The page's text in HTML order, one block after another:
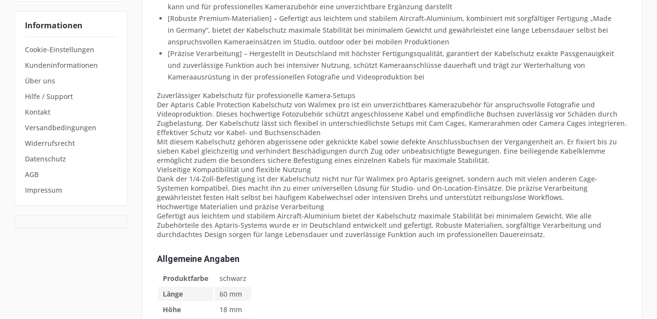
Informationen
Cookie-Einstellungen
Kundeninformationen
Über uns
Hilfe / Support
Kontakt
Versandbedingungen
Widerrufsrecht
Datenschutz
AGB
Impressum
kann und für professionelles Kamerazubehör eine unverzichtbare Ergänzung darstellt
[Robuste Premium-Materialien] – Gefertigt aus leichtem und stabilem Aircraft-Aluminium, kombiniert mit sorgfältiger Fertigung „Made
in Germany“, bietet der Kabelschutz maximale Stabilität bei minimalem Gewicht und gewährleistet eine lange Lebensdauer selbst bei
anspruchsvollen Kameraeinsätzen im Studio, outdoor oder bei mobilen Produktionen
[Präzise Verarbeitung] – Hergestellt in Deutschland mit höchster Fertigungsqualität, garantiert der Kabelschutz exakte Passgenauigkeit
und zuverlässige Funktion auch bei intensiver Nutzung, schützt Kameraanschlüsse dauerhaft und trägt zur Werterhaltung von
Kameraausrüstung in der professionellen Fotografie und Videoproduktion bei
Zuverlässiger Kabelschutz für professionelle Kamera-Setups
Der Aptaris Cable Protection Kabelschutz von Walimex pro ist ein unverzichtbares Kamerazubehör für anspruchsvolle Fotografie und
Videoproduktion. Dieses hochwertige Fotozubehör schützt angeschlossene Kabel und empfindliche Buchsen zuverlässig vor Schäden durch
Zugbelastung. Der Kabelschutz lässt sich flexibel in unterschiedlichste Setups mit Cam Cages, Kamerarahmen oder Camera Cages integrieren.
Effektiver Schutz vor Kabel- und Buchsenschäden
Mit diesem Kabelschutz gehören abgerissene oder geknickte Kabel sowie defekte Anschlussbuchsen der Vergangenheit an. Er fixiert bis zu
sieben Kabel gleichzeitig und verhindert Beschädigungen durch Zug oder unbeabsichtigte Bewegungen. Eine beiliegende Kabelklemme
ermöglicht zudem die besonders sichere Befestigung eines einzelnen Kabels für maximale Stabilität.
Vielseitige Kompatibilität und flexible Nutzung
Dank der 1/4-Zoll-Befestigung ist der Kabelschutz nicht nur für Walimex pro Aptaris geeignet, sondern auch mit vielen anderen Cage-
Systemen kompatibel. Dies macht ihn zu einer universellen Lösung für Studio- und On-Location-Einsätze. Die präzise Verarbeitung
gewährleistet festen Halt selbst bei häufigem Kabelwechsel oder intensiven Drehs und unterstützt reibungslose Workflows.
Hochwertige Materialien und präzise Verarbeitung
Gefertigt aus leichtem und stabilem Aircraft-Aluminium bietet der Kabelschutz maximale Stabilität bei minimalem Gewicht. Wie alle
Zubehörteile des Aptaris-Systems wurde er in Deutschland entwickelt und gefertigt. Robuste Materialien, sorgfältige Verarbeitung und
durchdachtes Design sorgen für lange Lebensdauer und zuverlässige Funktion auch im professionellen Dauereinsatz.
Allgemeine Angaben
Produktfarbe
schwarz
Länge
60 mm
Höhe
18 mm